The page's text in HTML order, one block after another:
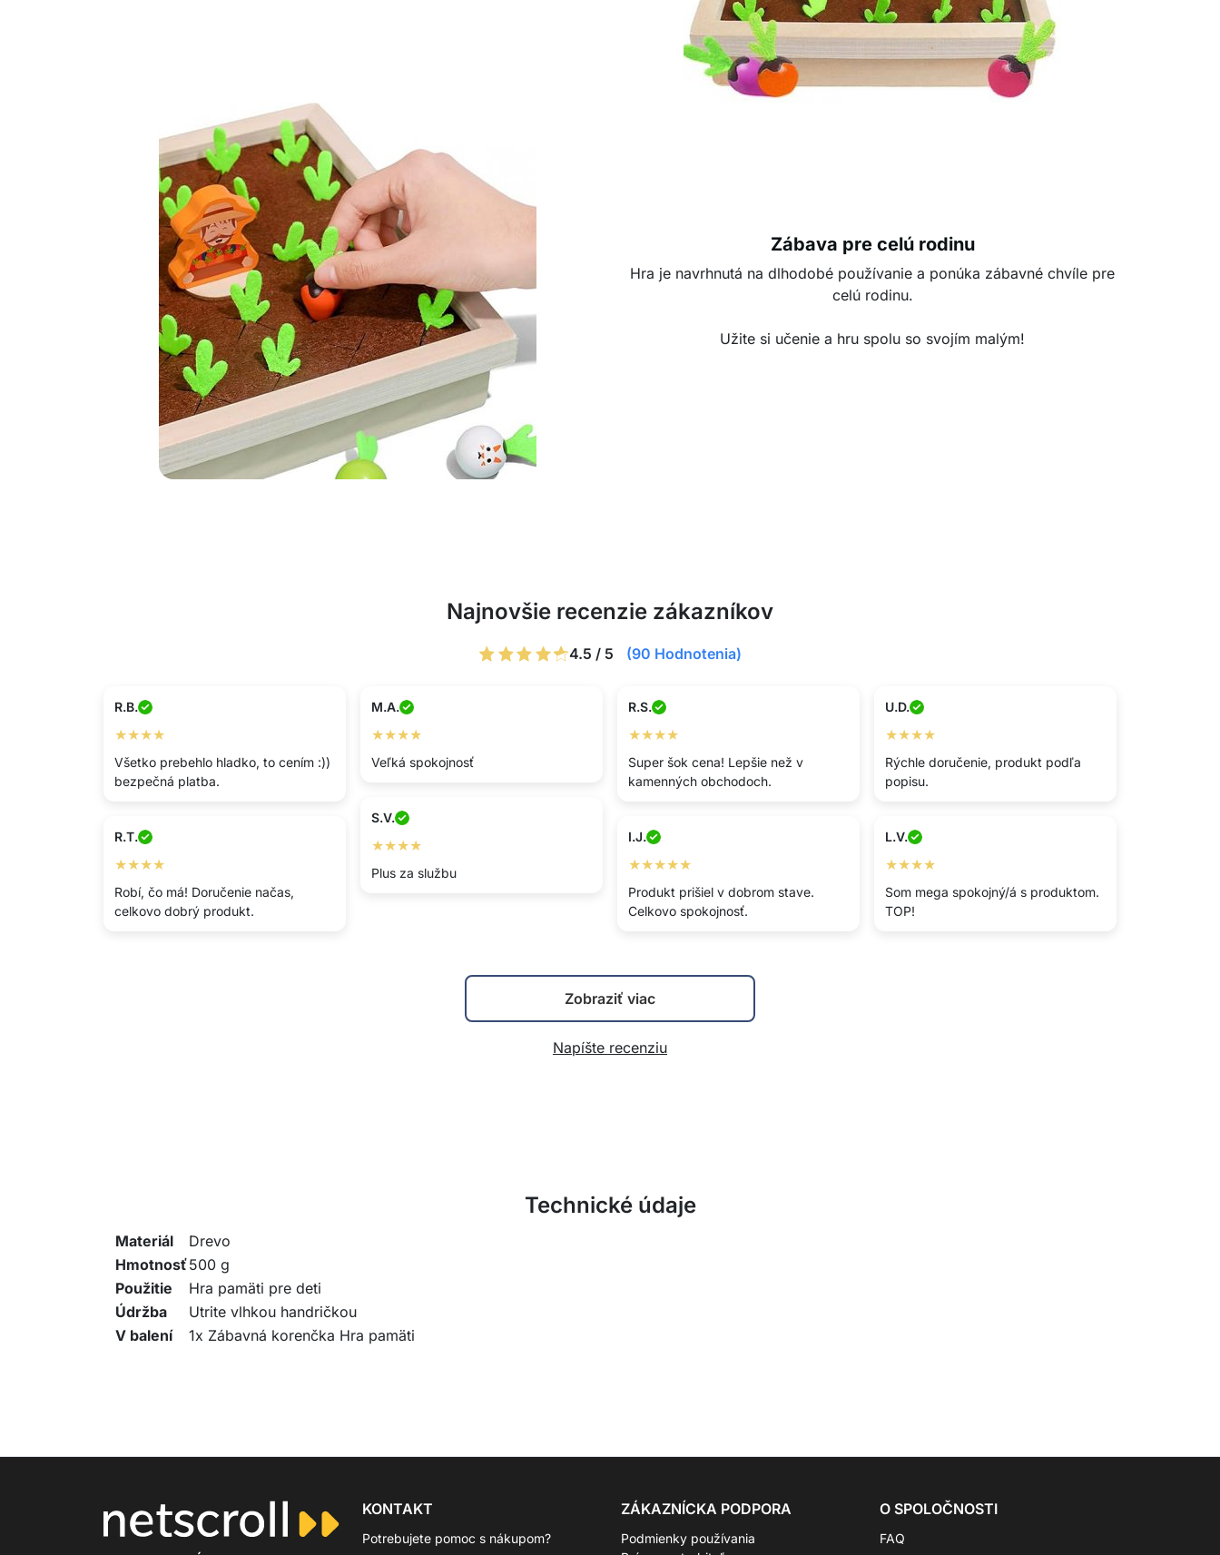
Zábava pre celú rodinu
Hra je navrhnutá na dlhodobé používanie a ponúka zábavné chvíle pre
celú rodinu.
Užite si učenie a hru spolu so svojím malým!
Najnovšie recenzie zákazníkov
4.5 / 5 (90 Hodnotenia)
R.B.
★★★★
Všetko prebehlo hladko, to cením :))
bezpečná platba.
M.A.
★★★★
Veľká spokojnosť
R.S.
★★★★
Super šok cena! Lepšie než v
kamenných obchodoch.
U.D.
★★★★
Rýchle doručenie, produkt podľa
popisu.
S.V.
★★★★
Plus za službu
R.T.
★★★★
Robí, čo má! Doručenie načas,
celkovo dobrý produkt.
I.J.
★★★★★
Produkt prišiel v dobrom stave.
Celkovo spokojnosť.
L.V.
★★★★
Som mega spokojný/á s produktom.
TOP!
Zobraziť viac
Napíšte recenziu
Technické údaje
Materiál
Drevo
Hmotnosť500 g
Použitie
Hra pamäti pre deti
Údržba
Utrite vlhkou handričkou
V balení
1x Zábavná korenčka Hra pamäti
KONTAKT
Potrebujete pomoc s nákupom?
ZÁKAZNÍCKA PODPORA
Podmienky používania
O SPOLOČNOSTI
FAQ